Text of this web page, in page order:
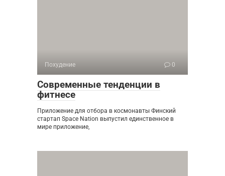
Похудение 0
Современные тенденции в
фитнесе
Приложение для отбора в космонавты Финский
стартап Space Nation выпустил единственное в
мире приложение,